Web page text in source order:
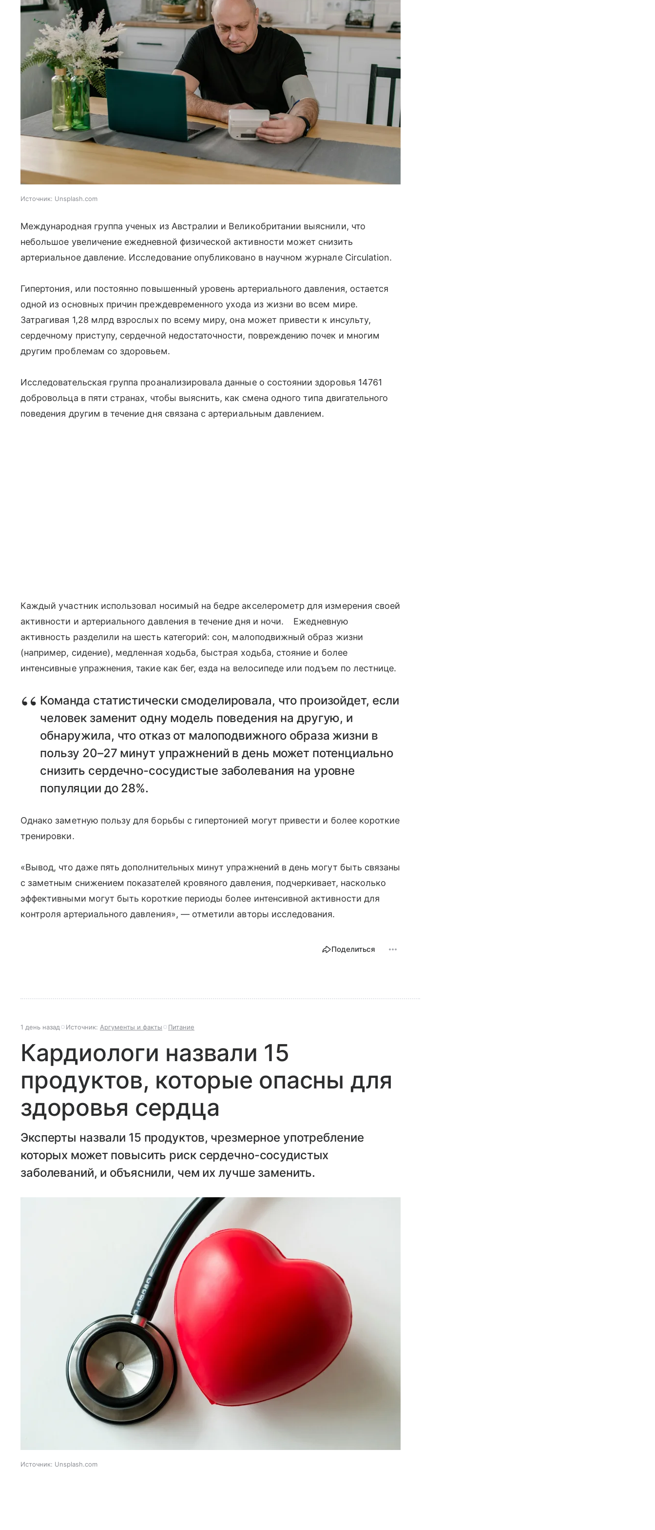
Источник: Unsplash.com
Международная группа ученых из Австралии и Великобритании выяснили, что
небольшое увеличение ежедневной физической активности может снизить
артериальное давление. Исследование опубликовано в научном журнале Circulation.
Гипертония, или постоянно повышенный уровень артериального давления, остается
одной из основных причин преждевременного ухода из жизни во всем мире.
Затрагивая 1,28 млрд взрослых по всему миру, она может привести к инсульту,
сердечному приступу, сердечной недостаточности, повреждению почек и многим
другим проблемам со здоровьем.
Исследовательская группа проанализировала данные о состоянии здоровья 14761
добровольца в пяти странах, чтобы выяснить, как смена одного типа двигательного
поведения другим в течение дня связана с артериальным давлением.
Каждый участник использовал носимый на бедре акселерометр для измерения своей
активности и артериального давления в течение дня и ночи. Ежедневную
активность разделили на шесть категорий: сон, малоподвижный образ жизни
(например, сидение), медленная ходьба, быстрая ходьба, стояние и более
интенсивные упражнения, такие как бег, езда на велосипеде или подъем по лестнице.
Команда статистически смоделировала, что произойдет, если
человек заменит одну модель поведения на другую, и
обнаружила, что отказ от малоподвижного образа жизни в
пользу 20–27 минут упражнений в день может потенциально
снизить сердечно-сосудистые заболевания на уровне
популяции до 28%.
Однако заметную пользу для борьбы с гипертонией могут привести и более короткие
тренировки.
«Вывод, что даже пять дополнительных минут упражнений в день могут быть связаны
с заметным снижением показателей кровяного давления, подчеркивает, насколько
эффективными могут быть короткие периоды более интенсивной активности для
контроля артериального давления», — отметили авторы исследования.
Поделиться
1 день назад Источник: Аргументы и факты Питание
Кардиологи назвали 15
продуктов, которые опасны для
здоровья сердца
Эксперты назвали 15 продуктов, чрезмерное употребление
которых может повысить риск сердечно-сосудистых
заболеваний, и объяснили, чем их лучше заменить.
Источник: Unsplash.com